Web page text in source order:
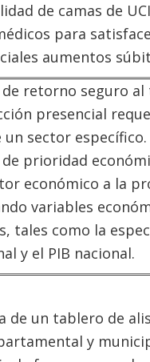
de camas de
para
aumentos
de retorno seguro
presencial
sector específico.
de prioridad
económico a la
variables
tales como la
y el PIB nacional.
de un tablero de
y